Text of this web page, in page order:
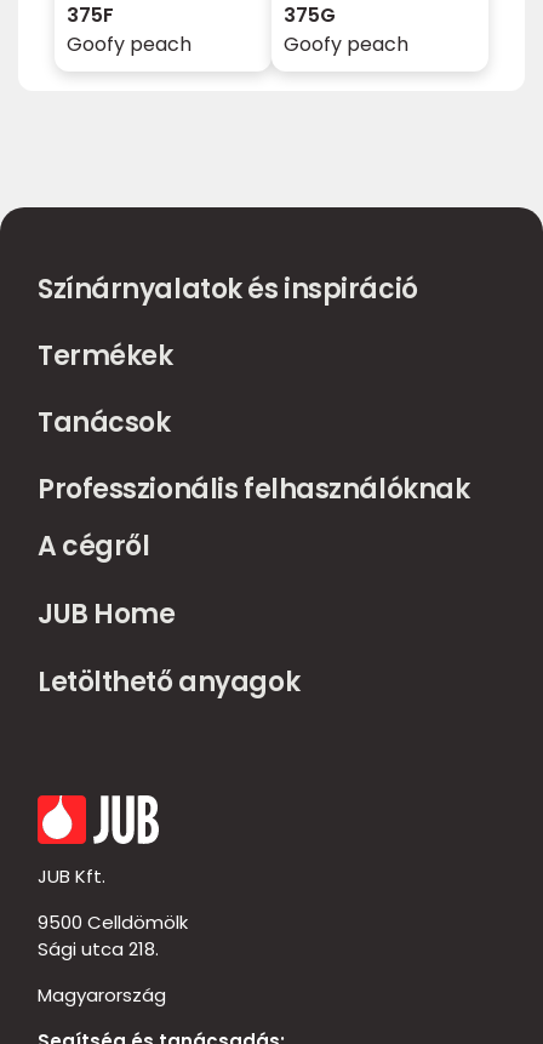
375F
Goofy peach
375G
Goofy peach
Színárnyalatok és inspiráció
Termékek
Tanácsok
Professzionális felhasználóknak
A cégről
JUB Home
Letölthető anyagok
JUB Kft.
9500 Celldömölk
Sági utca 218.
Magyarország